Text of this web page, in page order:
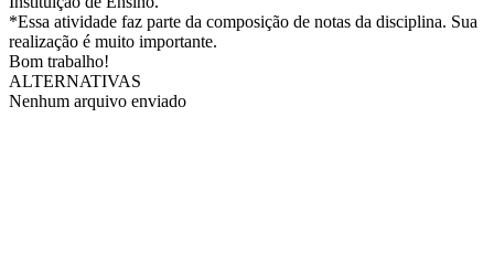
*Essa atividade faz parte da composição de notas da disciplina. Sua
realização é muito importante.
Bom trabalho!
ALTERNATIVAS
Nenhum arquivo enviado